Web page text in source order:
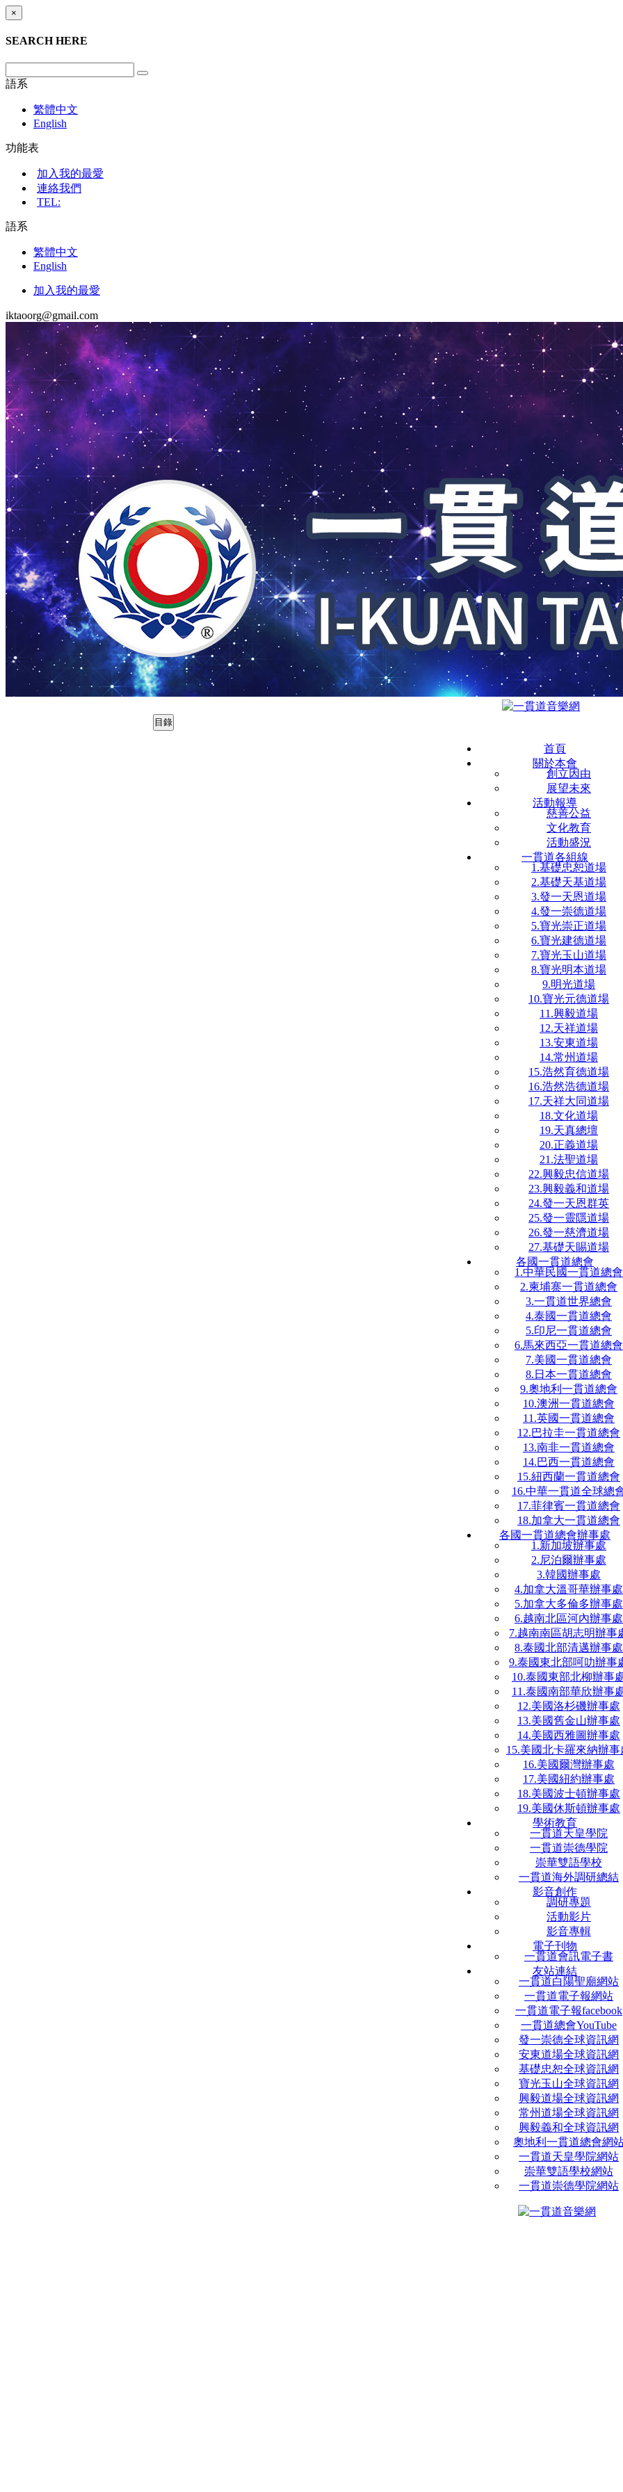
×
SEARCH HERE
語系
繁體中文
English
功能表
加入我的最愛
連絡我們
TEL:
語系
繁體中文
English
加入我的最愛
iktaoorg@gmail.com
目錄
首頁
關於本會
創立因由
展望未來
活動報導
慈善公益
文化教育
活動盛況
一貫道各組線
1.基礎忠恕道場
2.基礎天基道場
3.發一天恩道場
4.發一崇德道場
5.寶光崇正道場
6.寶光建德道場
7.寶光玉山道場
8.寶光明本道場
9.明光道場
10.寶光元德道場
11.興毅道場
12.天祥道場
13.安東道場
14.常州道場
15.浩然育德道場
16.浩然浩德道場
17.天祥大同道場
18.文化道場
19.天真總壇
20.正義道場
21.法聖道場
22.興毅忠信道場
23.興毅義和道場
24.發一天恩群英
25.發一靈隱道場
26.發一慈濟道場
27.基礎天賜道場
各國一貫道總會
1.中華民國一貫道總會
2.柬埔寨一貫道總會
3.一貫道世界總會
4.泰國一貫道總會
5.印尼一貫道總會
6.馬來西亞一貫道總會
7.美國一貫道總會
8.日本一貫道總會
9.奧地利一貫道總會
10.澳洲一貫道總會
11.英國一貫道總會
12.巴拉圭一貫道總會
13.南非一貫道總會
14.巴西一貫道總會
15.紐西蘭一貫道總會
16.中華一貫道全球總
17.菲律賓一貫道總會
18.加拿大一貫道總會
各國一貫道總會辦事處
1.新加坡辦事處
2.尼泊爾辦事處
3.韓國辦事處
4.加拿大溫哥華辦事處
5.加拿大多倫多辦事處
6.越南北區河內辦事處
7.越南南區胡志明辦事
8.泰國北部清邁辦事處
9.泰國東北部呵叻辦事
10.泰國東部北柳辦事
11.泰國南部華欣辦事
12.美國洛杉磯辦事處
13.美國舊金山辦事處
14.美國西雅圖辦事處
15.美國北卡羅來納辦事
16.美國爾灣辦事處
17.美國紐約辦事處
18.美國波士頓辦事處
19.美國休斯頓辦事處
學術教育
一貫道天皇學院
一貫道崇德學院
崇華雙語學校
一貫道海外調研總結
影音創作
調研專題
活動影片
影音專輯
電子刊物
一貫道會訊電子書
友站連結
一貫道白陽聖廟網站
一貫道電子報網站
一貫道電子報facebook
一貫道總會YouTube
發一崇德全球資訊網
安東道場全球資訊網
基礎忠恕全球資訊網
寶光玉山全球資訊網
興毅道場全球資訊網
常州道場全球資訊網
興毅義和全球資訊網
奧地利一貫道總會網
一貫道天皇學院網站
崇華雙語學校網站
一貫道崇德學院網站